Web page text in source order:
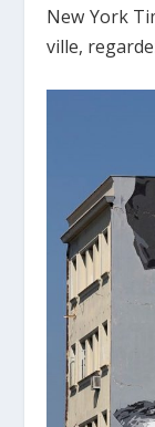
New York
ville,